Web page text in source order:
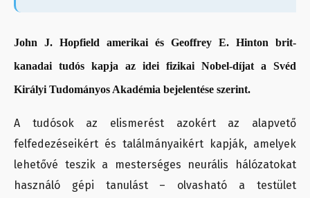
John J. Hopfield amerikai és Geoffrey E. Hinton brit-
kanadai tudós kapja az idei fizikai Nobel-díjat a Svéd
Királyi Tudományos Akadémia bejelentése szerint.
A tudósok az elismerést azokért az alapvető
felfedezéseikért és találmányaikért kapják, amelyek
lehetővé teszik a mesterséges neurális hálózatokat
használó gépi tanulást – olvasható a testület